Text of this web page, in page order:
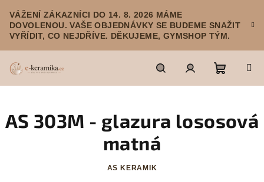
obsah
VÁŽENÍ ZÁKAZNÍCI DO 14. 8. 2026 MÁME
DOVOLENOU. VAŠE OBJEDNÁVKY SE BUDEME SNAŽIT
VYŘÍDIT, CO NEJDŘÍVE. DĚKUJEME, GYMSHOP TÝM.
HledatPřihlášeníNákupní
košík
AS 303M - glazura lososová
matná
AS KERAMIK